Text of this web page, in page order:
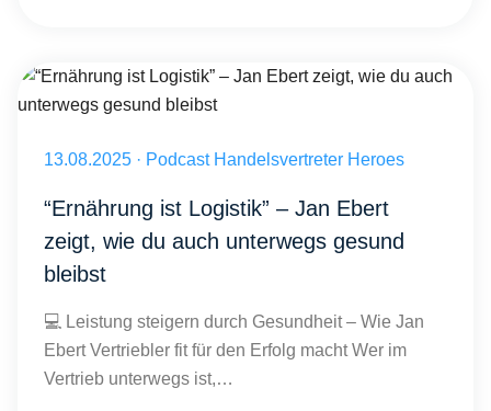
Veröffentlicht am 13.08.2025
13.08.2025 · Podcast Handelsvertreter Heroes
“Ernährung ist Logistik” – Jan Ebert
zeigt, wie du auch unterwegs gesund
bleibst
💻 Leistung steigern durch Gesundheit – Wie Jan
Ebert Vertriebler fit für den Erfolg macht Wer im
Vertrieb unterwegs ist,…